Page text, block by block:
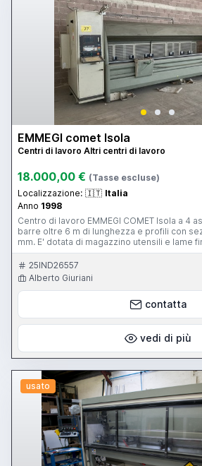
EMMEGI comet Isola
Centri di lavoro Altri centri di lavoro
18.000,00 € (Tasse escluse)
Localizzazione: 🇮🇹 Italia
Anno 1998
Centro di lavoro EMMEGI COMET Isola a 4
barre oltre 6 m di lunghezza e profili con
mm. E' dotata di magazzino utensili e lame fino al oltre 200 mm di
diametro. E' in grado di tagliare, forare,
alluminio e leghe leggere. E' funzionante ed
25IND26557
Alberto Giuriani
contatta
vedi di più
usato